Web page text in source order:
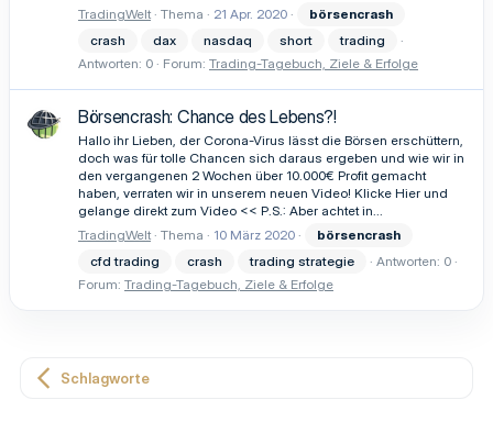
TradingWelt Thema 21 Apr. 2020
börsencrash
crash
dax nasdaq short
trading
Antworten: 0
Forum: Trading-Tagebuch, Ziele & Erfolge
Börsencrash: Chance des Lebens?!
Hallo ihr Lieben, der Corona-Virus lässt die Börsen erschüttern,
doch was für tolle Chancen sich daraus ergeben und wie wir in
den vergangenen 2 Wochen über 10.000€ Profit gemacht
haben, verraten wir in unserem neuen Video! Klicke Hier und
gelange direkt zum Video << P.S.: Aber achtet in...
TradingWelt Thema 10 März 2020
börsencrash
cfd trading
crash trading strategie
Antworten: 0
Forum: Trading-Tagebuch, Ziele & Erfolge
Schlagworte